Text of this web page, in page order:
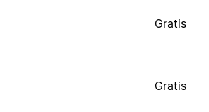
Gratis
Gratis